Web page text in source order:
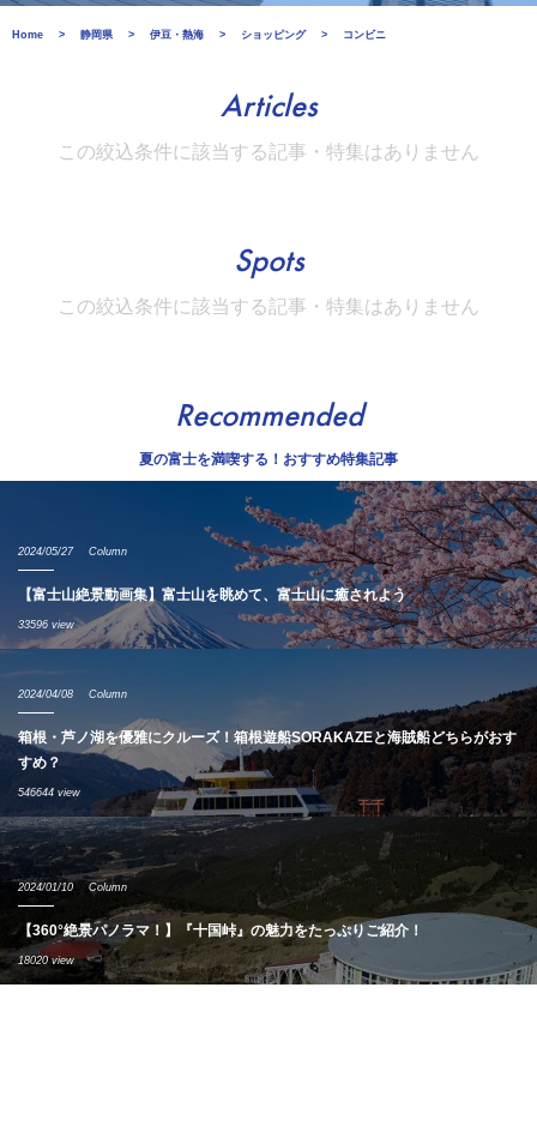
Home 静岡県 伊豆・熱海 ショッピング コンビニ
Articles
この絞込条件に該当する記事・特集はありません
Spots
この絞込条件に該当する記事・特集はありません
Recommended
夏の富士を満喫する！おすすめ特集記事
2024/05/27 Column
【富士山絶景動画集】富士山を眺めて、富士山に癒されよう
33596 view
2024/04/08 Column
箱根・芦ノ湖を優雅にクルーズ！箱根遊船SORAKAZEと海賊船どちらがおす
すめ？
546644 view
2024/01/10 Column
【360°絶景パノラマ！】『十国峠』の魅力をたっぷりご紹介！
18020 view